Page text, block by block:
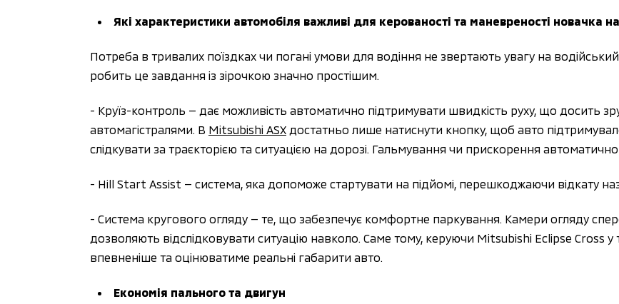
Які характеристики автомобіля важливі для керованості та маневреності новачка
Потреба в тривалих поїздках чи погані умови для водіння не звертають увагу на
робить це завдання із зірочкою значно простішим.
- Круїз-контроль — дає можливість автоматично підтримувати швидкість руху, що досить
автомагістралями. В Mitsubishi ASX достатньо лише натиснути кнопку, щоб авто
слідкувати за траєкторією та ситуацією на дорозі. Гальмування чи прискорення
- Hill Start Assist — система, яка допоможе стартувати на підйомі, перешкоджаючи відкату
- Система кругового огляду — те, що забезпечує комфортне паркування. Камери огляду
дозволяють відслідковувати ситуацію навколо. Саме тому, керуючи Mitsubishi Eclipse Cross у
впевненіше та оцінюватиме реальні габарити авто.
Економія пального та двигун